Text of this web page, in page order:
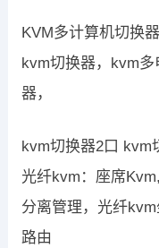
KVM多计算机切换
kvm切换器，kvm
器，
kvm切换器2口 kvm
光纤kvm：座席
分离管理，光纤
路由